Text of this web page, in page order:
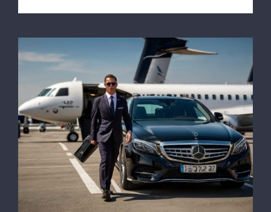
Vous souhaitez réserver un taxi pour aller
à l’aéroport de Lille Lesquin